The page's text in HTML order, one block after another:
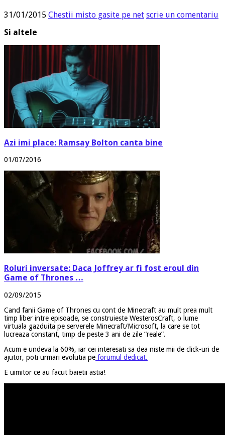
31/01/2015 Chestii misto gasite pe net scrie un comentariu
Si altele
Azi imi place: Ramsay Bolton canta bine
01/07/2016
Roluri inversate: Daca Joffrey ar fi fost eroul din
Game of Thrones …
02/09/2015
Cand fanii Game of Thrones cu cont de Minecraft au mult prea mult
timp liber intre episoade, se construieste WesterosCraft, o lume
virtuala gazduita pe serverele Minecraft/Microsoft, la care se tot
lucreaza constant, timp de peste 3 ani de zile “reale”.
Acum e undeva la 60%, iar cei interesati sa dea niste mii de click-uri de
ajutor, poti urmari evolutia pe forumul dedicat.
E uimitor ce au facut baietii astia!